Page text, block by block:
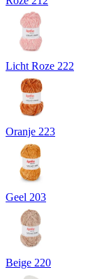
Licht Roze 222
Oranje 223
Geel 203
Beige 220